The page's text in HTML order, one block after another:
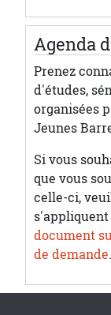
Agenda
Prenez
d'études,
organisées
Jeunes
Si vous
que vous
celle-ci,
document
de demande.